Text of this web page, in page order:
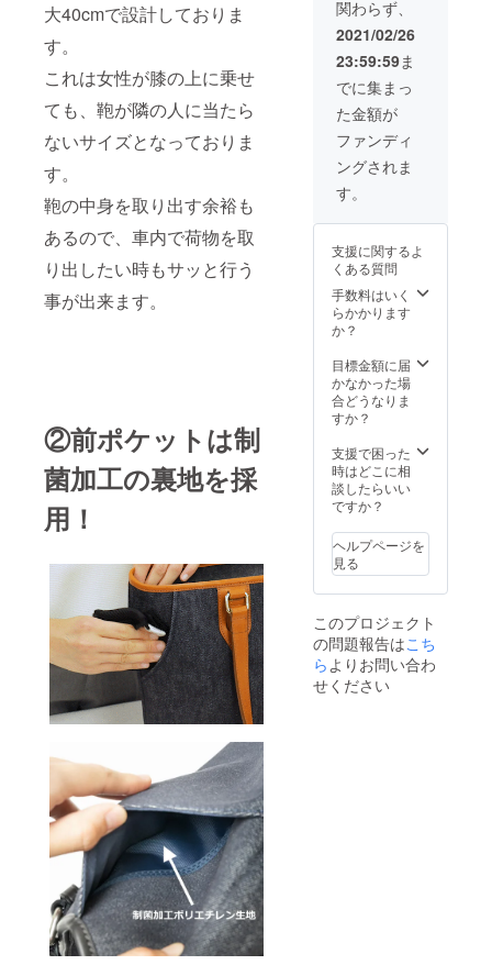
大40cmで設計しておりま
す。
これは女性が膝の上に乗せ
ても、鞄が隣の人に当たら
ないサイズとなっておりま
す。
鞄の中身を取り出す余裕も
あるので、車内で荷物を取
り出したい時もサッと行う
事が出来ます。
②前ポケットは制
菌加工の裏地を採
用！
さい。
ル ※仕
様・デ
ザイン
が多少
変更に
なる可
能性が
ござい
ます。
※生産状
品のお
遅れる
可能性
がござ
いま
さい。
関わらず、
2021/02/26
23:59:59ま
でに集まっ
た金額が
ファンディ
ングされま
す。
支援に関するよ
くある質問
手数料はいく
らかかります
か？
目標金額に届
かなかった場
合どうなりま
すか？
支援で困った
時はどこに相
談したらいい
ですか？
ヘルプページを
見る
このプロジェクト
の問題報告はこち
らよりお問い合わ
せください